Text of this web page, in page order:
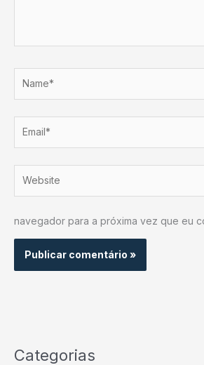
navegador para a próxima vez que eu
Categorias